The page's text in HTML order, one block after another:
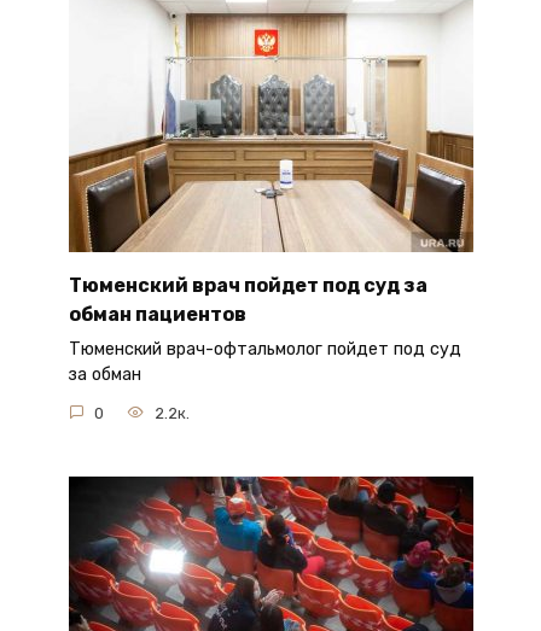
Тюменский врач пойдет под суд за
обман пациентов
Тюменский врач-офтальмолог пойдет под суд
за обман
0 2.2к.